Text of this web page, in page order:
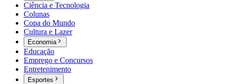
Ciência e Tecnologia
Colunas
Copa do Mundo
Cultura e Lazer
Economia
Educação
Emprego e Concursos
Entretenimento
Esportes